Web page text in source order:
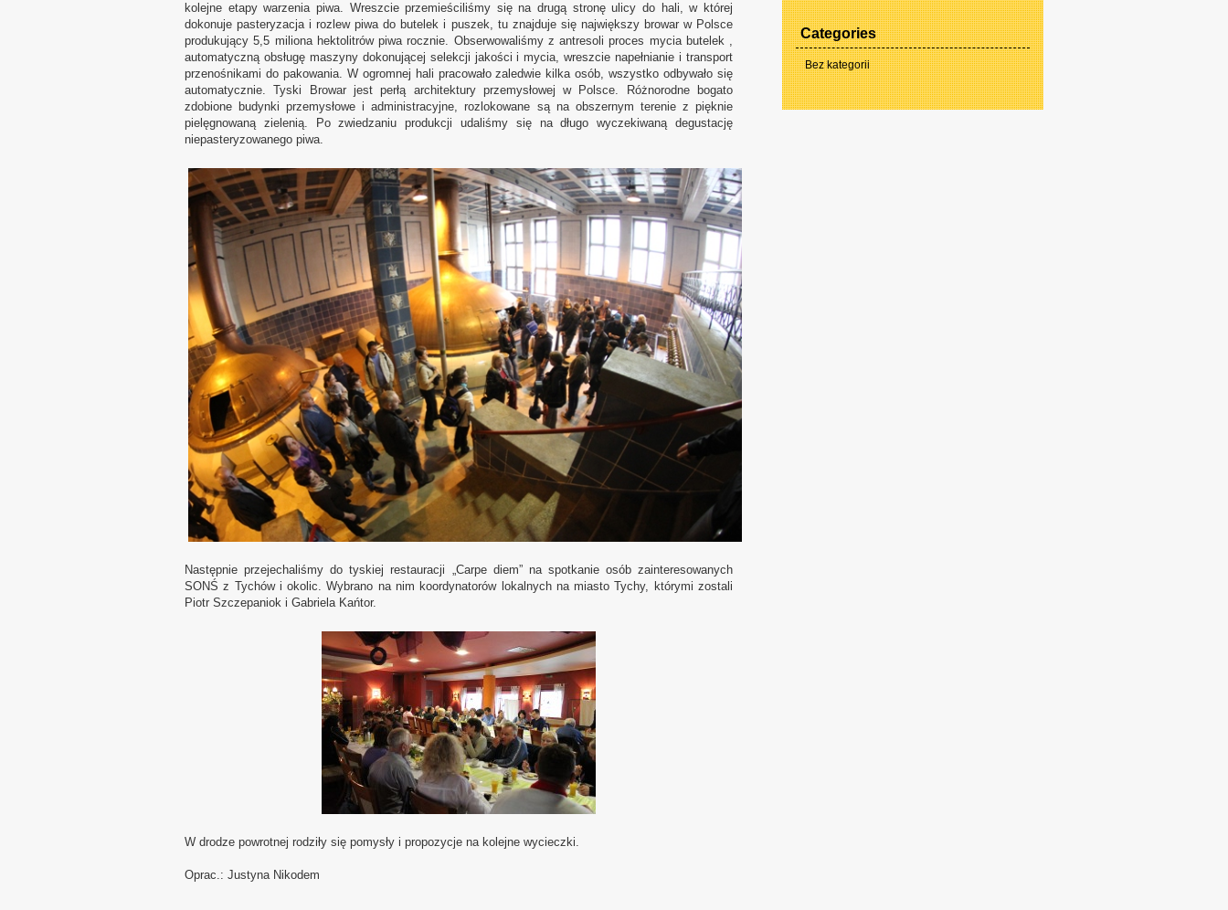
kolejne etapy warzenia piwa. Wreszcie przemieściliśmy się na drugą stronę ulicy do hali, w której
dokonuje pasteryzacja i rozlew piwa do butelek i puszek, tu znajduje się największy browar w Polsce
produkujący 5,5 miliona hektolitrów piwa rocznie. Obserwowaliśmy z antresoli proces mycia butelek ,
automatyczną obsługę maszyny dokonującej selekcji jakości i mycia, wreszcie napełnianie i transport
przenośnikami do pakowania. W ogromnej hali pracowało zaledwie kilka osób, wszystko odbywało się
automatycznie. Tyski Browar jest perłą architektury przemysłowej w Polsce. Różnorodne bogato
zdobione budynki przemysłowe i administracyjne, rozlokowane są na obszernym terenie z pięknie
pielęgnowaną zielenią. Po zwiedzaniu produkcji udaliśmy się na długo wyczekiwaną degustację
niepasteryzowanego piwa.
Następnie przejechaliśmy do tyskiej restauracji „Carpe diem” na spotkanie osób zainteresowanych
SONŚ z Tychów i okolic. Wybrano na nim koordynatorów lokalnych na miasto Tychy, którymi zostali
Piotr Szczepaniok i Gabriela Kańtor.
W drodze powrotnej rodziły się pomysły i propozycje na kolejne wycieczki.
Oprac.: Justyna Nikodem
Categories
Bez kategorii